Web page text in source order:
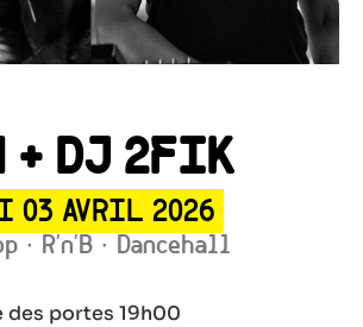
+ DJ 2FIK
03 AVRIL 2026
· R’n’B · Dancehall
des portes 19h00